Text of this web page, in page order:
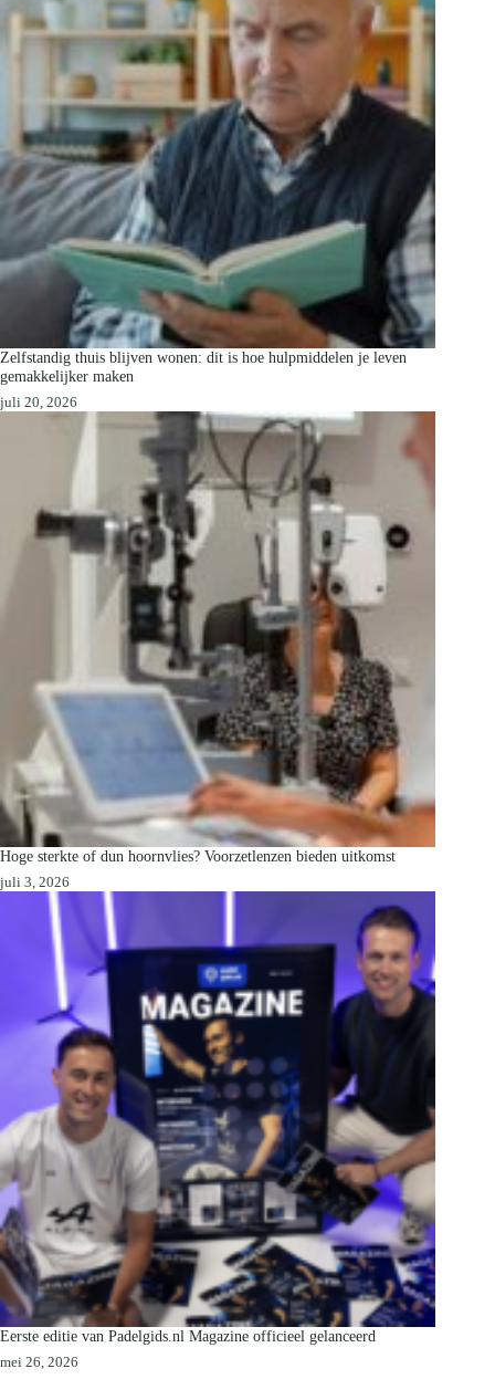
Zelfstandig thuis blijven wonen: dit is hoe hulpmiddelen je leven
gemakkelijker maken
juli 20, 2026
Hoge sterkte of dun hoornvlies? Voorzetlenzen bieden uitkomst
juli 3, 2026
Eerste editie van Padelgids.nl Magazine officieel gelanceerd
mei 26, 2026